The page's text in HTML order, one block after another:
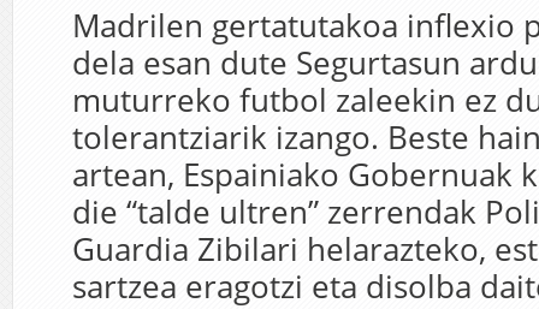
Madrilen gertatutakoa inflexio
dela esan dute Segurtasun
muturreko futbol zaleekin ez
tolerantziarik izango. Beste
artean, Espainiako Gobernuak
die “talde ultren” zerrendak
Guardia Zibilari helarazteko,
sartzea eragotzi eta disolba